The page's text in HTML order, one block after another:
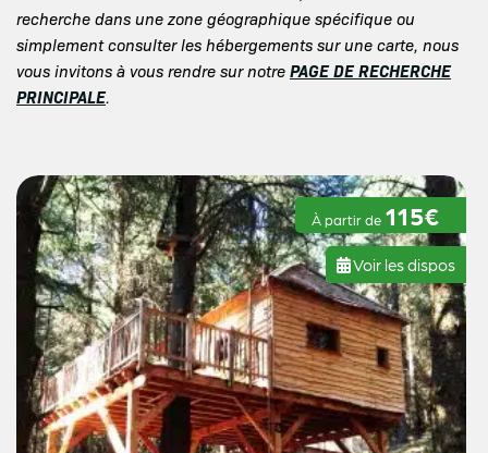
recherche dans une zone géographique spécifique ou
simplement consulter les hébergements sur une carte, nous
vous invitons à vous rendre sur notre PAGE DE RECHERCHE
PRINCIPALE.
À partir de 115€
Voir les dispos